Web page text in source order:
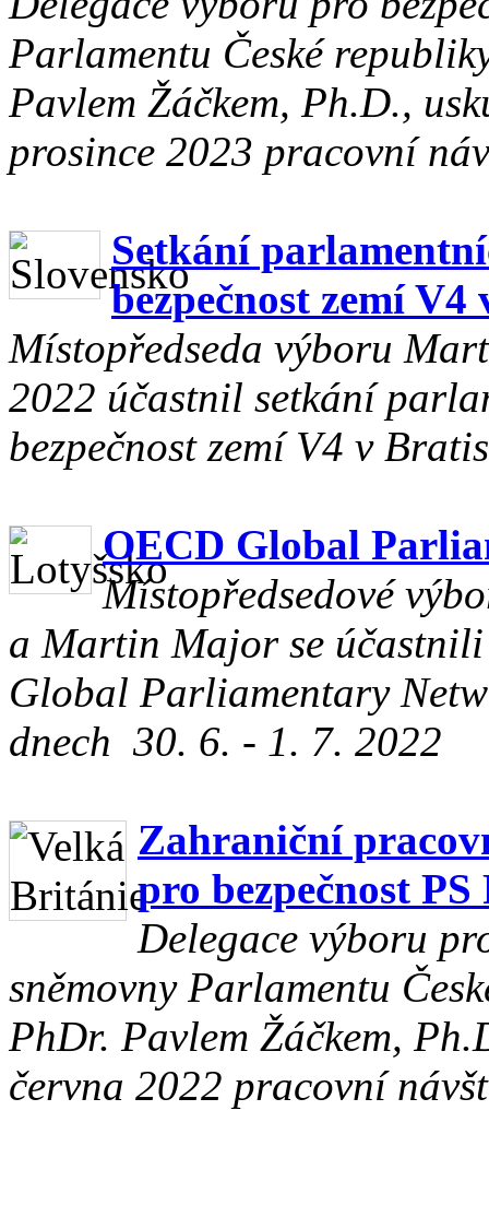
Parlamentu České
Pavlem Žáčkem, Ph.D.,
prosince 2023 pracovní
Setkání
bezpečnost zemí
Místopředseda výboru
2022 účastnil setkání
bezpečnost zemí V4 v
OECD Global
Místopředsedové
a Martin Major se
Global Parliamentary
dnech 30. 6. - 1. 7. 2022
Zahraniční
pro bezpečnost
Delegace výboru
sněmovny Parlamentu
PhDr. Pavlem Žáčkem,
června 2022 pracovní